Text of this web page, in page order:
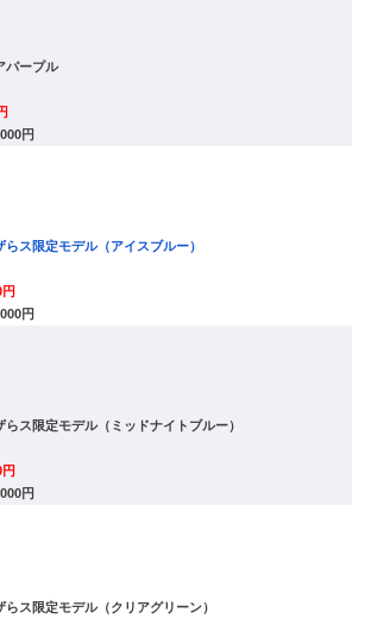
パープル
円
ス限定モデル（アイスブルー）
円
ス限定モデル（ミッドナイトブルー）
円
ス限定モデル（クリアグリーン）